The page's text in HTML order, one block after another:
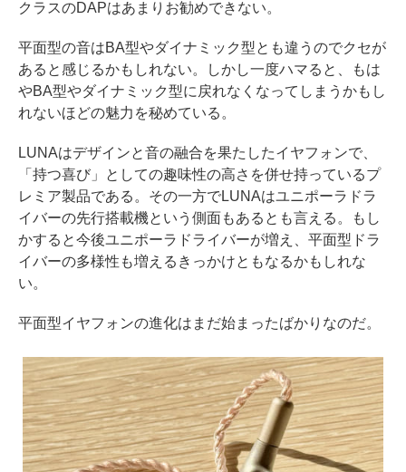
クラスのDAPはあまりお勧めできない。
平面型の音はBA型やダイナミック型とも違うのでクセが
あると感じるかもしれない。しかし一度ハマると、もは
やBA型やダイナミック型に戻れなくなってしまうかもし
れないほどの魅力を秘めている。
LUNAはデザインと音の融合を果たしたイヤフォンで、
「持つ喜び」としての趣味性の高さを併せ持っているプ
レミア製品である。その一方でLUNAはユニポーラドラ
イバーの先行搭載機という側面もあるとも言える。もし
かすると今後ユニポーラドライバーが増え、平面型ドラ
イバーの多様性も増えるきっかけともなるかもしれな
い。
平面型イヤフォンの進化はまだ始まったばかりなのだ。